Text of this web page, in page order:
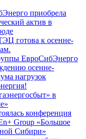
приобрела
актив в
готова к осенне-
ЕвроСибЭнерго
осенне-
нагрузок
в
конференция
Group «Большое
Сибири»